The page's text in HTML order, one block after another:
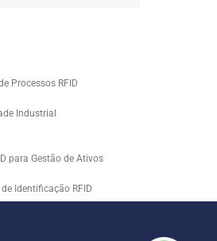
Processos RFID
Industrial
para Gestão de Ativos
Identificação RFID
de Sistemas